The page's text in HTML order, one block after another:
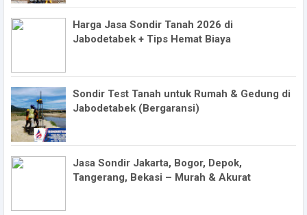
Harga Jasa Sondir Tanah 2026 di
Jabodetabek + Tips Hemat Biaya
Sondir Test Tanah untuk Rumah & Gedung di
Jabodetabek (Bergaransi)
Jasa Sondir Jakarta, Bogor, Depok,
Tangerang, Bekasi – Murah & Akurat